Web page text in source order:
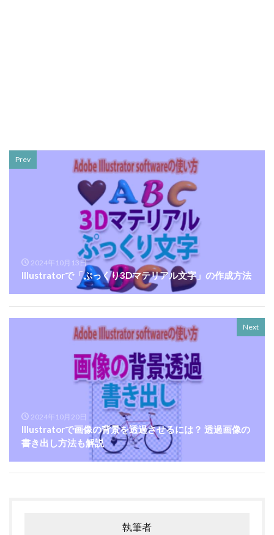
Prev
2024年10月13日
Illustratorで「ぷっくり3Dマテリアル文字」の作成方法
Next
2024年10月20日
Illustratorで画像の背景を透過させるには？ 透過画像の
書き出し方法も解説
執筆者